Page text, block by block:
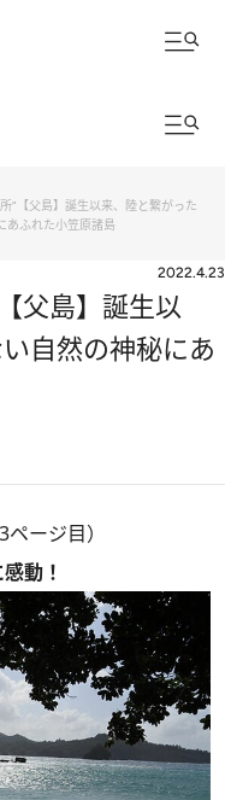
”【父島】誕生以来、陸と繋がった
あふれた小笠原諸島
2022.4.23
父島】誕生以
自然の神秘にあ
ージ目）
動！